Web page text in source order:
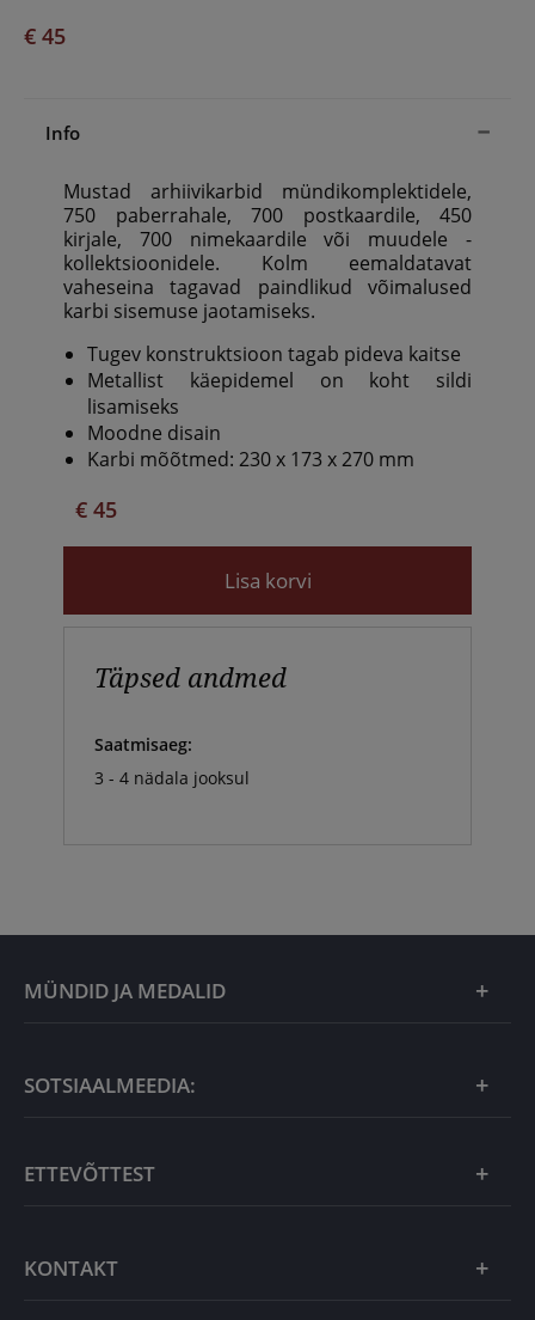
€ 45
Info
Mustad arhiivikarbid mündikomplektidele,
750 paberrahale, 700 postkaardile, 450
kirjale, 700 nimekaardile või muudele ­
kollektsioonidele. Kolm eemaldatavat
vaheseina tagavad paindlikud võimalused
karbi sisemuse jaotamiseks.
Tugev konstruktsioon tagab pideva kaitse
Metallist käepidemel on koht sildi
lisamiseks
Moodne disain
Karbi mõõtmed: 230 x 173 x 270 mm
€ 45
Lisa korvi
Täpsed andmed
Saatmisaeg:
3 - 4 nädala jooksul
MÜNDID JA MEDALID
Eesti tooted
Kuld
SOTSIAALMEEDIA:
ETTEVÕTTEST
KONTAKT